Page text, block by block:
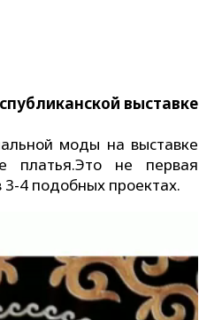
выставке
моды на выставке
платья.Это не первая
4 подобных проектах.